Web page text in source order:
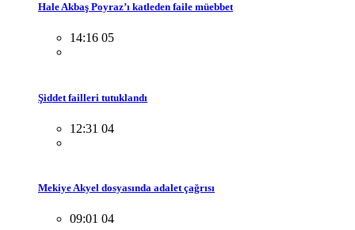
Hale Akbaş Poyraz’ı katleden faile müebbet
14:16 05
Şiddet failleri tutuklandı
12:31 04
Mekiye Akyel dosyasında adalet çağrısı
09:01 04